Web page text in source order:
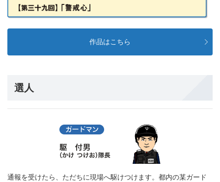
作品はこちら
選人
通報を受けたら、ただちに現場へ駆けつけます。都内の某ガード